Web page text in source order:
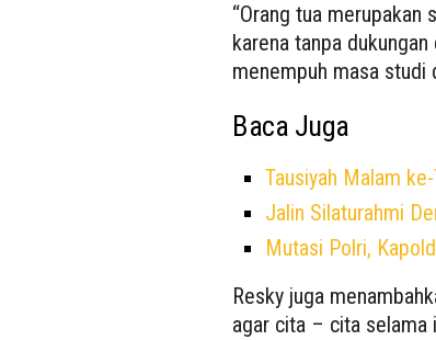
“Orang tua merupakan
karena tanpa
menempuh masa studi
Baca Juga
Tausiyah Malam
Jalin Silaturahmi
Mutasi Polri,
Resky juga
agar cita – cita selama